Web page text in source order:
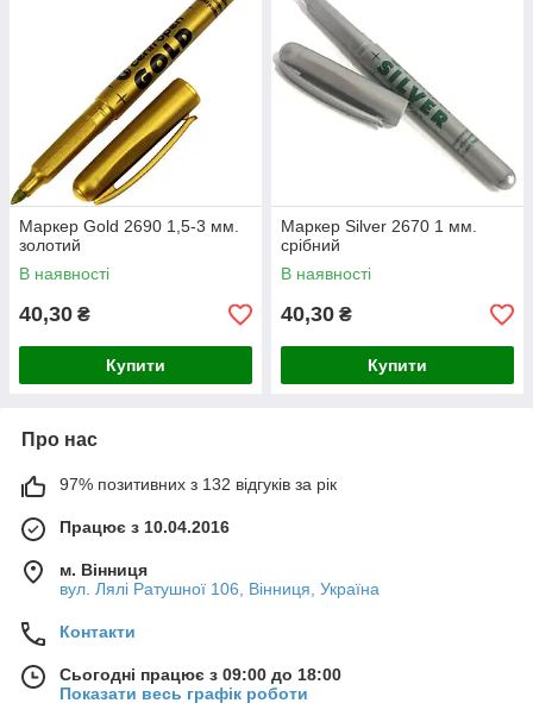
Маркер Gold 2690 1,5-3 мм.
золотий
В наявності
40,30 ₴
Купити
Маркер Silver 2670 1 мм.
срібний
В наявності
40,30 ₴
Купити
Про нас
97% позитивних з 132 відгуків за рік
Працює з 10.04.2016
м. Вінниця
вул. Лялі Ратушної 106, Вінниця, Україна
Контакти
Сьогодні працює з 09:00 до 18:00
Показати весь графік роботи